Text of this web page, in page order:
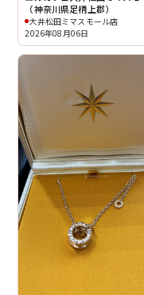
（神奈川県足柄上郡）
大井松田ミマスモール店
2026年08月06日